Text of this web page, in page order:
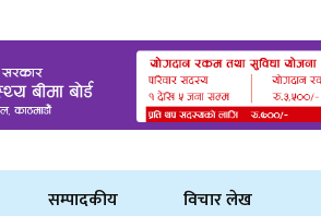
सम्पादकीय विचार लेख